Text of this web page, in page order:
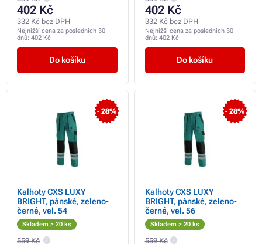
402 Kč
332 Kč bez DPH
Nejnižší cena za posledních 30
dnů: 402 Kč
Do košíku
402 Kč
332 Kč bez DPH
Nejnižší cena za posledních 30
dnů: 402 Kč
Do košíku
- 28%
Kalhoty CXS LUXY
BRIGHT, pánské, zeleno-
černé, vel. 54
Skladem > 20 ks
559 Kč
- 28%
Kalhoty CXS LUXY
BRIGHT, pánské, zeleno-
černé, vel. 56
Skladem > 20 ks
559 Kč